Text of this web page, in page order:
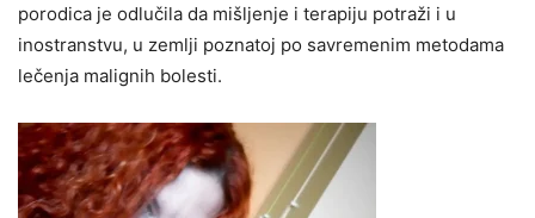
porodica je odlučila da mišljenje i terapiju potraži i u
inostranstvu, u zemlji poznatoj po savremenim metodama
lečenja malignih bolesti.